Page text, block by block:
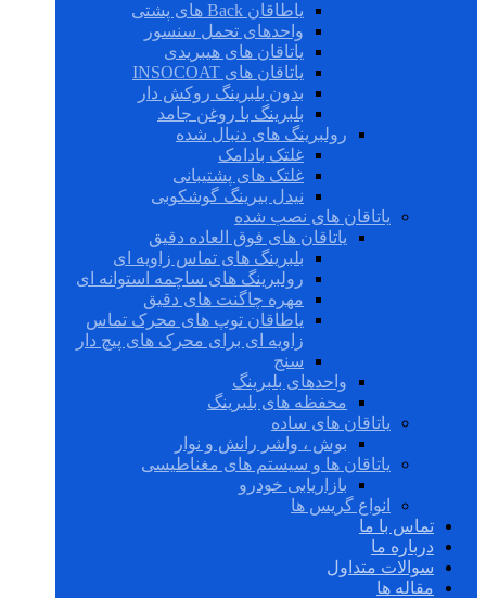
یاطاقان Back های پشتی
واحدهای تحمل سنسور
یاتاقان های هیبریدی
یاتاقان های INSOCOAT
بدون بلبرینگ روکش دار
بلبرینگ با روغن جامد
رولبرینگ های دنبال شده
غلتک بادامک
غلتک های پشتیبانی
نیدل بیرینگ گوشکوبی
یاتاقان های نصب شده
یاتاقان های فوق العاده دقیق
بلبرینگ های تماس زاویه ای
رولبرینگ های ساچمه استوانه ای
مهره چاگنت های دقیق
یاطاقان توپ های محرک تماس
زاویه ای برای محرک های پیچ دار
سنج
واحدهای بلبرینگ
محفظه های بلبرینگ
یاتاقان های ساده
بوش ، واشر رانش و نوار
یاتاقان ها و سیستم های مغناطیسی
بازاریابی خودرو
انواع گریس ها
تماس با ما
درباره ما
سوالات متداول
مقاله ها